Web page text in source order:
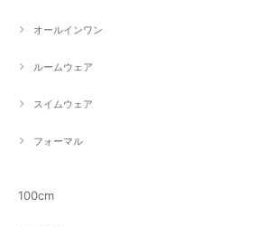
オールインワン
ルームウェア
スイムウェア
フォーマル
100cm